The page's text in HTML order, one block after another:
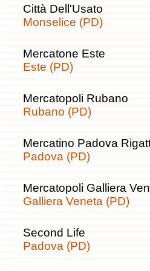
Città Dell'Usato
Monselice (PD)
Mercatone Este
Este (PD)
Mercatopoli Rubano
Rubano (PD)
Mercatino Padova
Padova (PD)
Mercatopoli Galliera
Galliera Veneta (PD)
Second Life
Padova (PD)